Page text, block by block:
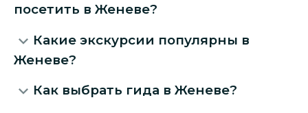
посетить в Женеве?
Какие экскурсии популярны в
Женеве?
Как выбрать гида в Женеве?